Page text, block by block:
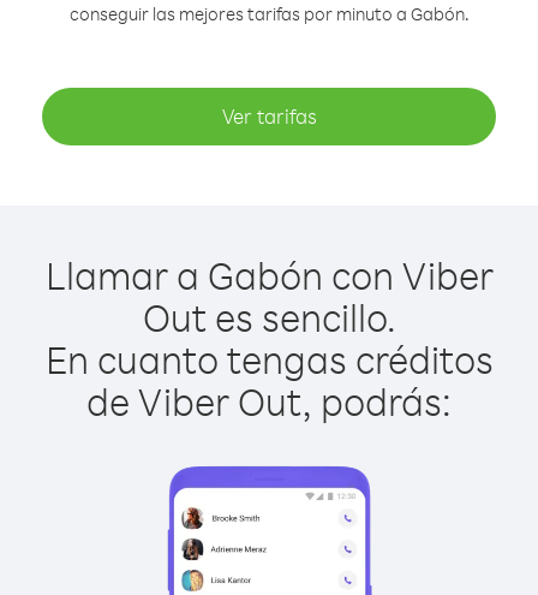
conseguir las mejores tarifas por minuto a Gabón.
Ver tarifas
Llamar a Gabón con Viber
Out es sencillo.
En cuanto tengas créditos
de Viber Out, podrás: